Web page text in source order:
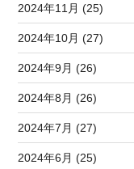
2024年11月 (25)
2024年10月 (27)
2024年9月 (26)
2024年8月 (26)
2024年7月 (27)
2024年6月 (25)